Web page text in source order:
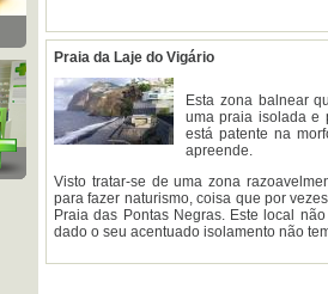
Praia da Laje do Vigário
Esta zona balnear
uma praia isolada e
está patente na
apreende.
Visto tratar-se de uma zona
para fazer naturismo, coisa que por
Praia das Pontas Negras. Este local
dado o seu acentuado isolamento não